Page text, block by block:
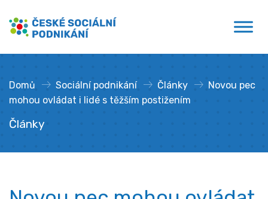
obsahu
České sociální podnikání
Domů » Sociální podnikání » Články »
Novou pec
mohou ovládat i lidé s těžším postižením
Články